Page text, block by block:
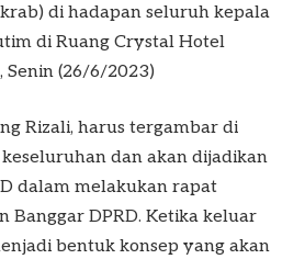
di hadapan seluruh kepala
di Ruang Crystal Hotel
Senin (26/6/2023)
Rizali, harus tergambar di
keseluruhan dan akan dijadikan
dalam melakukan rapat
Banggar DPRD. Ketika keluar
bentuk konsep yang akan